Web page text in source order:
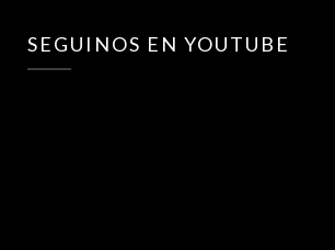
SEGUINOS EN YOUTUBE